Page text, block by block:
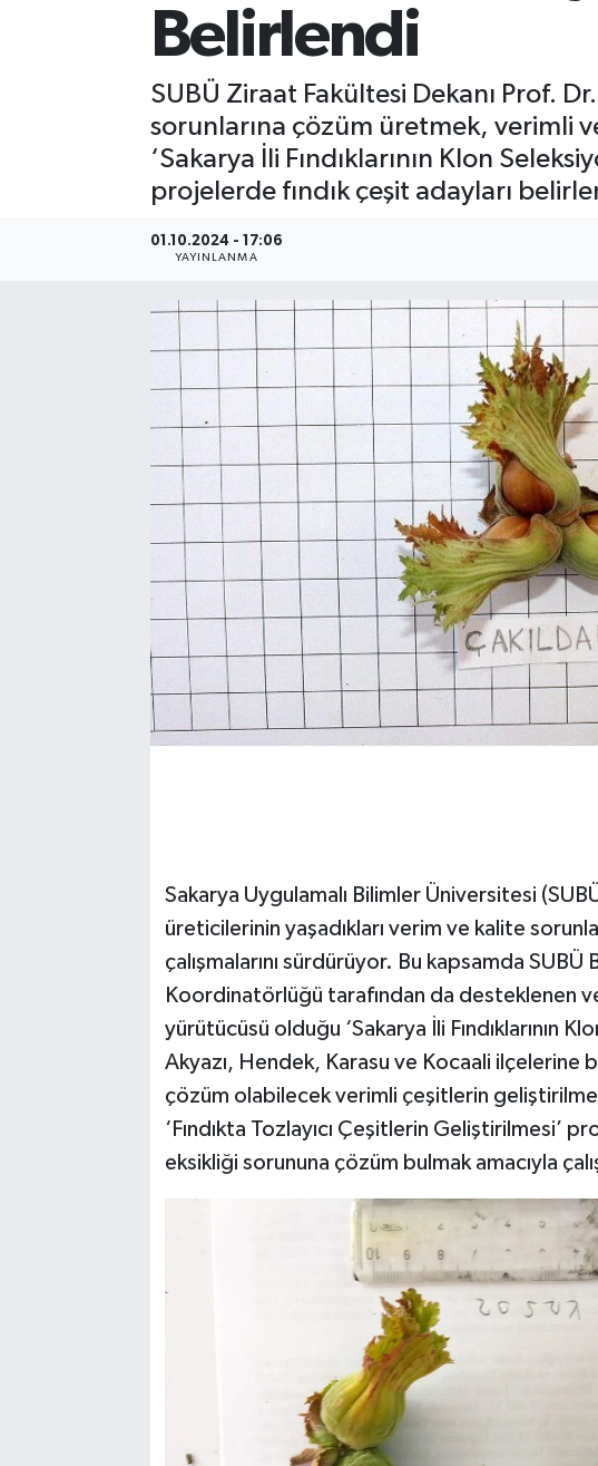
Belirlendi
SUBÜ Ziraat Fakültesi Dekanı Prof.
sorunlarına çözüm üretmek, verimli
‘Sakarya İli Fındıklarının Klon
projelerde fındık çeşit adayları
01.10.2024 - 17:06
YAYINLANMA
Sakarya Uygulamalı Bilimler Üniversitesi
üreticilerinin yaşadıkları verim ve kalite
çalışmalarını sürdürüyor. Bu kapsamda
Koordinatörlüğü tarafından da desteklenen
yürütücüsü olduğu ‘Sakarya İli Fındıklarının
Akyazı, Hendek, Karasu ve Kocaali ilçelerine
çözüm olabilecek verimli çeşitlerin
‘Fındıkta Tozlayıcı Çeşitlerin Geliştirilmesi’
eksikliği sorununa çözüm bulmak amacıyla